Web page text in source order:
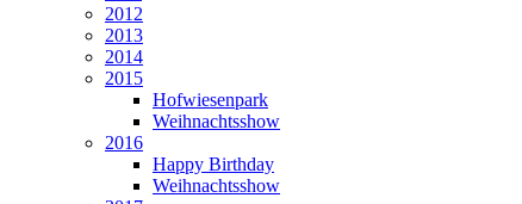
2012
2013
2014
2015
Hofwiesenpark
Weihnachtsshow
2016
Happy Birthday
Weihnachtsshow